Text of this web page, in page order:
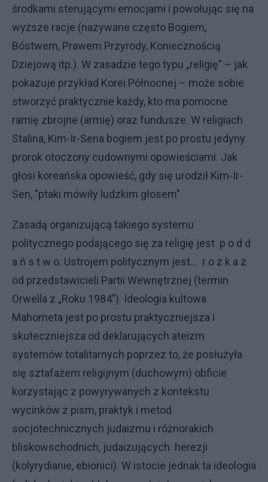
środkami sterującymi emocjami i powołując się na
wyższe racje (nazywane często Bogiem,
Bóstwem, Prawem Przyrody, Koniecznością
Dziejową itp.). W zasadzie tego typu „religię” – jak
pokazuje przykład Korei Północnej – może sobie
stworzyć praktycznie każdy, kto ma pomocne
ramię zbrojne (armię) oraz fundusze. W religiach
Stalina, Kim-Ir-Sena bogiem jest po prostu jedyny
prorok otoczony cudownymi opowieściami. Jak
głosi koreańska opowieść, gdy się urodził Kim-Ir-
Sen, "ptaki mówiły ludzkim głosem".
Zasadą organizującą takiego systemu
politycznego podającego się za religię jest p o d d
a ń s t w o. Ustrojem politycznym jest... r o z k a z
od przedstawicieli Partii Wewnętrznej (termin
Orwella z „Roku 1984”). Ideologia kultowa
Mahometa jest po prostu praktyczniejsza i
skuteczniejsza od deklarujących ateizm
systemów totalitarnych poprzez to, że posłużyła
się sztafażem religijnym (duchowym) obficie
korzystając z powyrywanych z kontekstu
wycinków z pism, praktyk i metod
socjotechnicznych judaizmu i różnorakich
bliskowschodnich, judaizujących herezji
(kolyrydianie, ebionici). W istocie jednak ta ideologia